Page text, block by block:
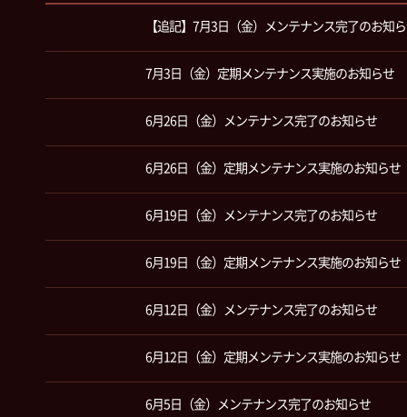
【追記】7月3日（金）メンテナンス完了のお知
7月3日（金）定期メンテナンス実施のお知らせ
6月26日（金）メンテナンス完了のお知らせ
6月26日（金）定期メンテナンス実施のお知らせ
6月19日（金）メンテナンス完了のお知らせ
6月19日（金）定期メンテナンス実施のお知らせ
6月12日（金）メンテナンス完了のお知らせ
6月12日（金）定期メンテナンス実施のお知らせ
6月5日（金）メンテナンス完了のお知らせ